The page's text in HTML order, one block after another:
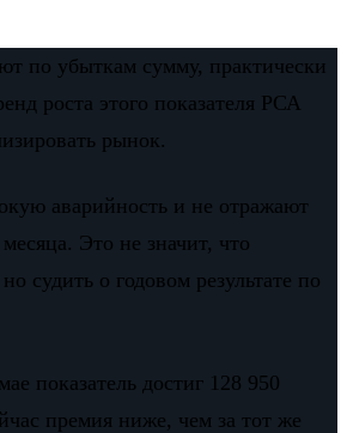
по убыткам сумму, практически
роста этого показателя РСА
рынок.
аварийность и не отражают
Это не значит, что
судить о годовом результате по
показатель достиг 128 950
премия ниже, чем за тот же